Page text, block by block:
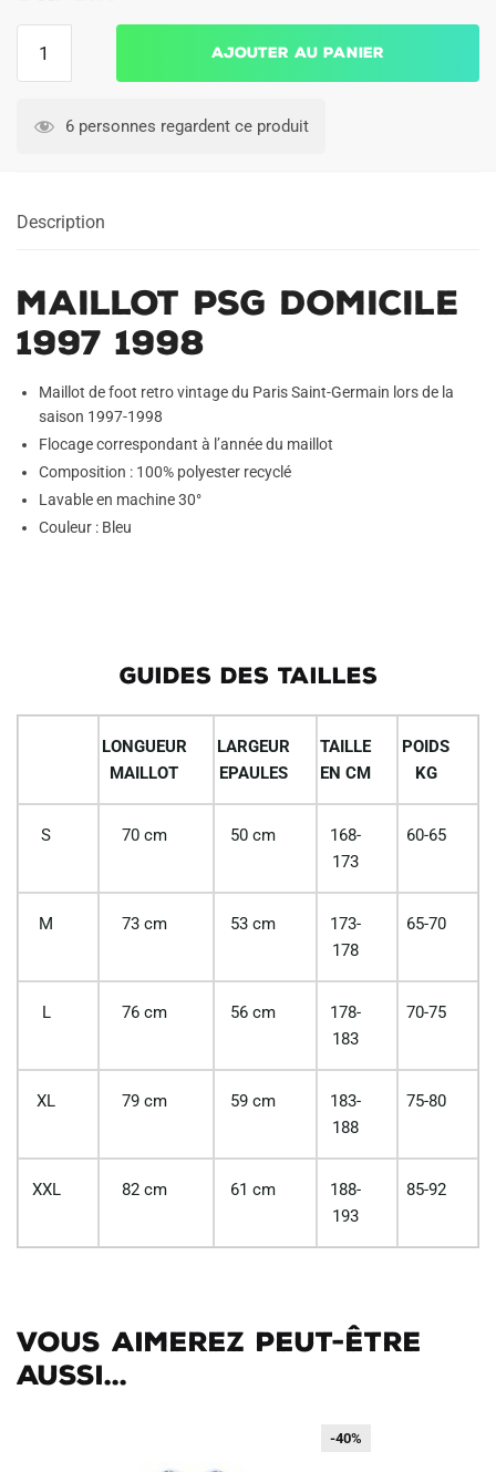
PSG
Ajouter au panier
6 personnes regardent ce produit
Description
Maillot PSG Domicile
1997 1998
Maillot de foot retro vintage du Paris Saint-Germain lors de la
saison 1997-1998
Flocage correspondant à l’année du maillot
Composition : 100% polyester recyclé
Lavable en machine 30°
Couleur : Bleu
GUIDES DES TAILLES
LONGUEUR
MAILLOT
LARGEUR
EPAULES
TAILLE
EN CM
POIDS
KG
S 70 cm 50 cm
168-
173
60-65
M 73 cm 53 cm
173-
178
65-70
L 76 cm 56 cm
178-
183
70-75
XL 79 cm 59 cm
183-
188
75-80
XXL 82 cm 61 cm
188-
193
85-92
Vous aimerez peut-être
aussi...
-40%
-40%